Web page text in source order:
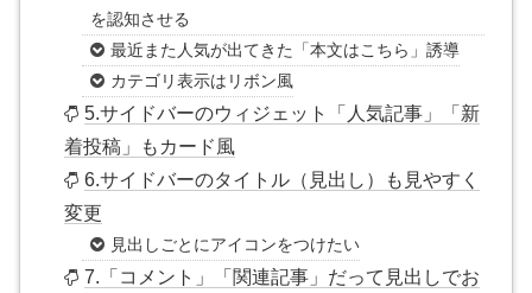
を認知させる
最近また人気が出てきた「本文はこちら」誘導
カテゴリ表示はリボン風
5.サイドバーのウィジェット「人気記事」「新
着投稿」もカード風
6.サイドバーのタイトル（見出し）も見やすく
変更
見出しごとにアイコンをつけたい
7.「コメント」「関連記事」だって見出しでお